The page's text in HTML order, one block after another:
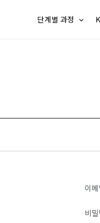
단계별 과정
이
비